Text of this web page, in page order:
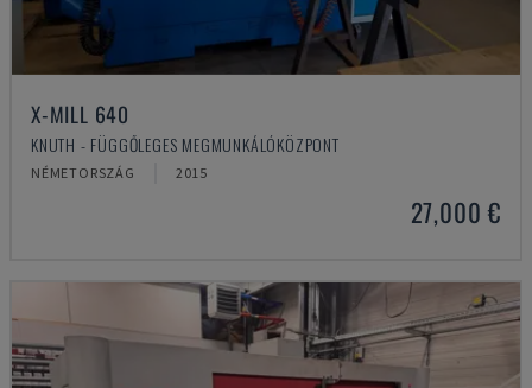
X-MILL 640
KNUTH - FÜGGŐLEGES MEGMUNKÁLÓKÖZPONT
NÉMETORSZÁG 2015
27,000 €